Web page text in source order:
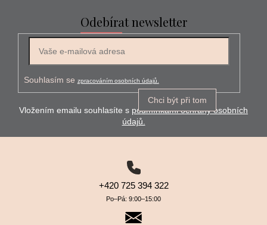
Odebírat newsletter
Souhlasím se zpracováním osobních údajů.
Chci být při tom
Vložením emailu souhlasíte s podmínkami ochrany osobních
údajů.
+420 725 394 322
Po–⁠⁠⁠⁠⁠⁠Pá: 9:00–⁠⁠⁠⁠⁠⁠15:00